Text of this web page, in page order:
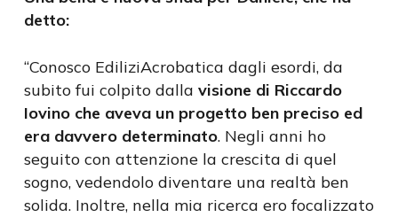
detto:
“Conosco EdiliziAcrobatica dagli esordi, da
subito fui colpito dalla visione di Riccardo
Iovino che aveva un progetto ben preciso ed
era davvero determinato. Negli anni ho
seguito con attenzione la crescita di quel
sogno, vedendolo diventare una realtà ben
solida. Inoltre, nella mia ricerca ero focalizzato